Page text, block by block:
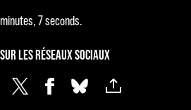
7 seconds
LES RÉSEAUX SOCIAUX